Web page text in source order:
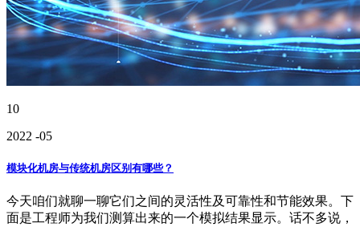
10
2022 -05
模块化机房与传统机房区别有哪些？
今天咱们就聊一聊它们之间的灵活性及可靠性和节能效果。下
面是工程师为我们测算出来的一个模拟结果显示。话不多说，